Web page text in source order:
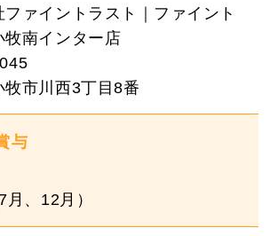
以上！お盆休み4日間、年末年
です！
かたちではなく、お互いのことを
談」も行っていますので、少しで
文化して、全社員で共有していま
ファイントラスト｜ファイント
牧南インター店
牧市川西3丁目8番
与
、12月）